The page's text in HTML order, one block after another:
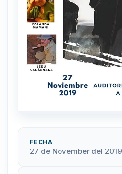
FECHA
27 de November del 2019